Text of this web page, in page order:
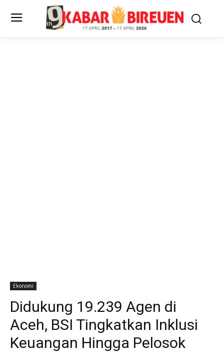
Ekonomi
Didukung 19.239 Agen di
Aceh, BSI Tingkatkan Inklusi
Keuangan Hingga Pelosok